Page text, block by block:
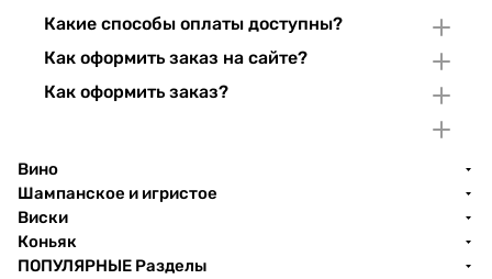
Какие способы оплаты доступны?
Как оформить заказ на сайте?
Как оформить заказ?
Вино
Шампанское и игристое
Виски
Коньяк
ПОПУЛЯРНЫЕ Разделы